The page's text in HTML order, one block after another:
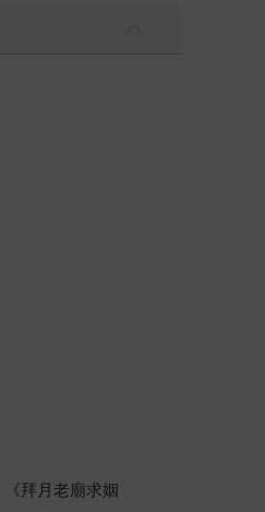
拜月老廟求姻